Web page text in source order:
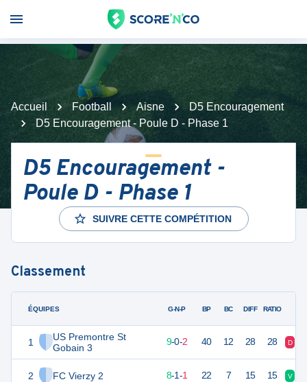
Accueil Football Aisne
D5 Encouragement
D5 Encouragement - Poule D - Phase 1
D5 Encouragement -
Poule D - Phase 1
SUIVRE CETTE COMPÉTITION
Classement
ÉQUIPES
1
US Premontre St
Gobain 3
2 FC Vierzy 2
G-N-P BP BC DIFF RATIO
27 9-0-2 40 12 28 28 D
8-1-1 22 7 15 15 V